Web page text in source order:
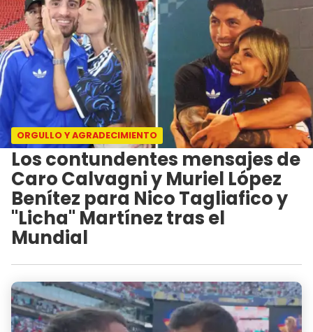
ORGULLO Y AGRADECIMIENTO
Los contundentes mensajes de
Caro Calvagni y Muriel López
Benítez para Nico Tagliafico y
"Licha" Martínez tras el
Mundial